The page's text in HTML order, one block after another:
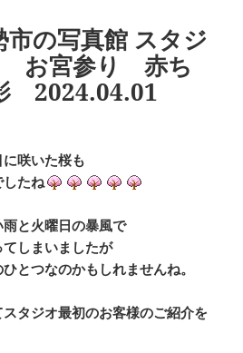
市の写真館 スタジ
お宮参り 赤ち
2024.04.01
咲いた桜も
たね
と火曜日の暴風で
しまいましたが
とつなのかもしれませんね。
タジオ最初のお客様のご紹介を